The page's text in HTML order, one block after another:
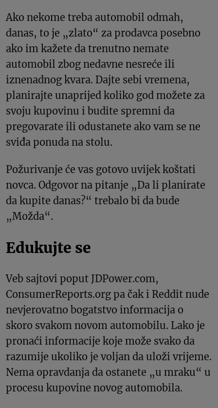
Ako nekome treba automobil odmah,
danas, to je „zlato“ za prodavca posebno
ako im kažete da trenutno nemate
automobil zbog nedavne nesreće ili
iznenadnog kvara. Dajte sebi vremena,
planirajte unaprijed koliko god možete za
svoju kupovinu i budite spremni da
pregovarate ili odustanete ako vam se ne
sviđa ponuda na stolu.
Požurivanje će vas gotovo uvijek koštati
novca. Odgovor na pitanje „Da li planirate
da kupite danas?“ trebalo bi da bude
„Možda“.
Edukujte se
Veb sajtovi poput JDPower.com,
ConsumerReports.org pa čak i Reddit nude
nevjerovatno bogatstvo informacija o
skoro svakom novom automobilu. Lako je
pronaći informacije koje može svako da
razumije ukoliko je voljan da uloži vrijeme.
Nema opravdanja da ostanete „u mraku“ u
procesu kupovine novog automobila.